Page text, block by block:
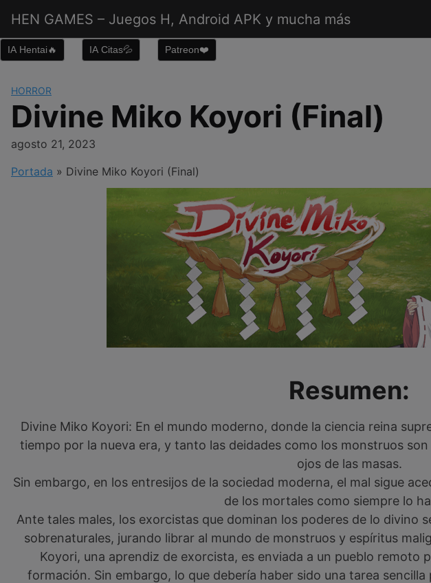
contenido
HEN GAMES – Juegos H, Android APK y mucha más
IA Hentai🔥 IA Citas💦 Patreon❤️
HORROR
Divine Miko Koyori (Final)
agosto 21, 2023
Portada » Divine Miko Koyori (Final)
Resumen:
Divine Miko Koyori: En el mundo moderno, donde la ciencia reina
tiempo por la nueva era, y tanto las deidades como los monstruos
ojos de las masas.
Sin embargo, en los entresijos de la sociedad moderna, el mal sigue
de los mortales como siempre lo
Ante tales males, los exorcistas que dominan los poderes de lo divino
sobrenaturales, jurando librar al mundo de monstruos y espíritus
Koyori, una aprendiz de exorcista, es enviada a un pueblo remoto
formación. Sin embargo, lo que debería haber sido una tarea